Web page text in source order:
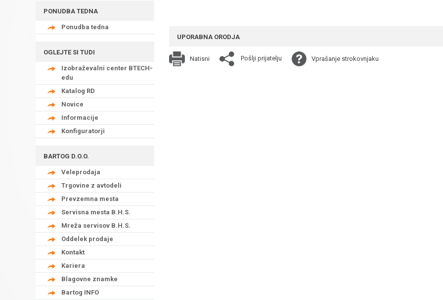
PONUDBA TEDNA
Ponudba tedna
OGLEJTE SI TUDI
Izobraževalni center BTECH-
edu
Katalog RD
Novice
Informacije
Konfiguratorji
BARTOG D.O.O.
Veleprodaja
Trgovine z avtodeli
Prevzemna mesta
Servisna mesta B.H.S.
Mreža servisov B.H.S.
Oddelek prodaje
Kontakt
Kariera
Blagovne znamke
Bartog INFO
UPORABNA ORODJA
Natisni Pošlji prijatelju Vprašanje strokovnjaku